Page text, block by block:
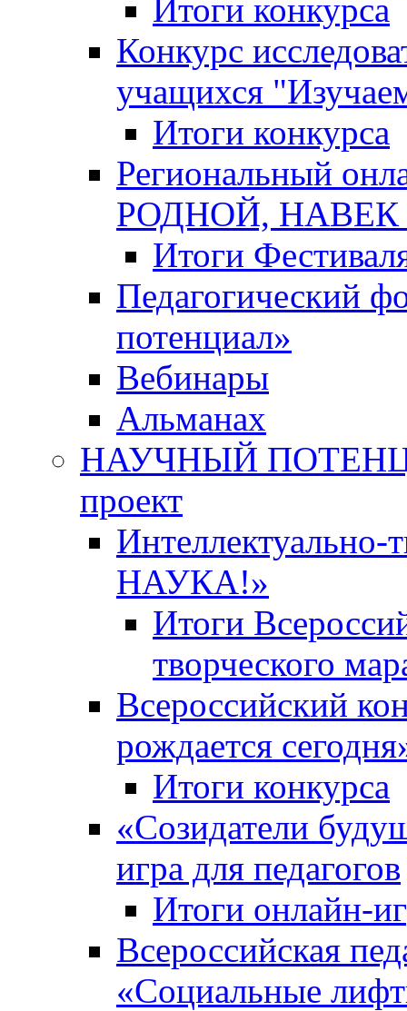
Итоги конкурса
Конкурс
учащихся
Итоги конкурса
Региональный
РОДНОЙ,
Итоги
Педагогический
потенциал»
Вебинары
Альманах
НАУЧНЫЙ
проект
НАУКА!»
Итоги
творческого
Всероссийский
рождается
Итоги конкурса
«Cозидатели
игра для педагогов
Итоги онлайн-
Всероссийская
«Cоциальные